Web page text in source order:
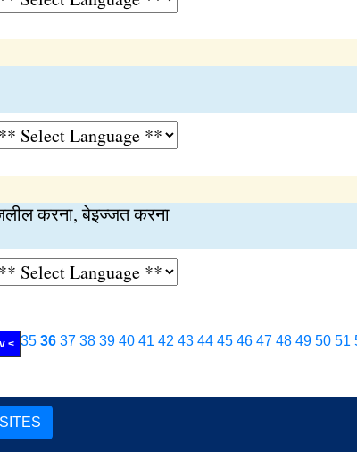
करना, बेइज्जत करना
< 35 36 37 38 39 40 41 42 43 44 45 46 47 48 49 50 51